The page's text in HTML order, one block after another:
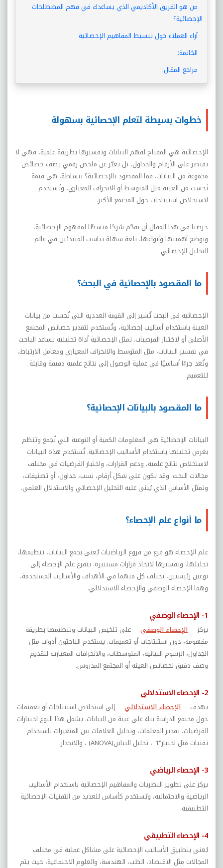
من هو الفريق الأكاديمي الذي يساعدك في فهم المصطلحات
الإحصائية؟
آراء العملاء حول تبسيط المفاهيم الإحصائية
الخاتمة:
مراجع المقال:
خطوات بسيطة لتعلم الإحصائية بسهولة
الإحصائية هي المفتاح لفهم البيانات وتفسيرها بطريقة علمية، فهي لا
تقتصر على الأرقام والجداول، بل تعبّر عن ملخص رقمي يصف خصائص
مجموعة من البيانات. فما المقصود بالإحصائية؟ ببساطة، هي قيمة
تُحسب من العينة مثل المتوسط أو الانحراف المعياري، وتُستخدم
لاستخلاص استنتاجات حول المجتمع الأكبر.
حرصنا في هذا المقال أن نقدّم شرحًا مبسطًا لمفهوم الإحصائية،
ونوضح أهميتها وأنواعها، بلغة سهلة تناسب المبتدئين في عالم
التحليل الإحصائي.
ما المقصود بالإحصائية في البحث؟
الإحصائية في البحث تُشير إلى القيمة العددية التي تُحسب من بيانات
العينة باستخدام أساليب إحصائية، وتُستخدم لتقدير خصائص المجتمع
الأصلي أو لاختبار الفرضيات. تمثل الإحصائية أداة تحليلية تساعد الباحث
في تفسير البيانات، مثل المتوسط والانحراف المعياري ومعامل الارتباط،
وتُعد جزءًا أساسيًا في عملية الوصول إلى نتائج علمية دقيقة وقابلة
للتعميم.
ما المقصود بالبيانات الإحصائية؟
البيانات الإحصائية هي المعلومات الكمية أو النوعية التي تُجمع وتنظم
بغرض تحليلها باستخدام الأساليب الإحصائية. تُستخدم هذه البيانات
لاستخلاص نتائج علمية، ودعم القرارات، واختبار الفرضيات في مختلف
مجالات البحث. وقد تكون على شكل أرقام، نسب، جداول، أو تصنيفات،
وتمثل الأساس الذي يُبنى عليه التحليل الإحصائي والاستدلال العلمي.
ما أنواع علم الإحصاء؟
علم الإحصاء هو فرع من فروع الرياضيات يُعنى بجمع البيانات، تنظيمها،
تحليلها، وتفسيرها لاتخاذ قرارات مستنيرة. يتفرع علم الإحصاء إلى
نوعين رئيسيين، يختلف كل منهما في الأهداف والأساليب المستخدمة،
وهما الإحصاء الوصفي والإحصاء الاستدلالي.
1- الإحصاء الوصفي
يركز الإحصاء الوصفي
على تلخيص البيانات وتنظيمها بطريقة
مفهومة، دون استنتاجات أو تعميمات. يستخدم الباحثون أدوات مثل
الجداول، الرسوم البيانية، المتوسطات، والانحرافات المعيارية لتقديم
وصف دقيق لخصائص العينة أو المجتمع المدروس.
2- الإحصاء الاستدلالي
يهدف الإحصاء الاستدلالي
إلى استخلاص استنتاجات أو تعميمات
حول مجتمع الدراسة بناءً على عينة من البيانات. يشمل هذا النوع اختبارات
الفرضيات، تقدير المعلمات، وتحليل العلاقات بين المتغيرات باستخدام
تقنيات مثل اختبار"t" ، تحليل التباين(ANOVA) ، والانحدار.
3- الإحصاء الرياضي
يركز على تطوير النظريات والمفاهيم الإحصائية باستخدام الأساليب
الرياضية والاحتمالية، ويُستخدم كأساس للعديد من التقنيات الإحصائية
التطبيقية.
4- الإحصاء التطبيقي
يُعنى بتطبيق الأساليب الإحصائية على مشاكل عملية في مختلف
المجالات مثل الاقتصاد، الطب، الهندسة، والعلوم الاجتماعية، حيث يتم